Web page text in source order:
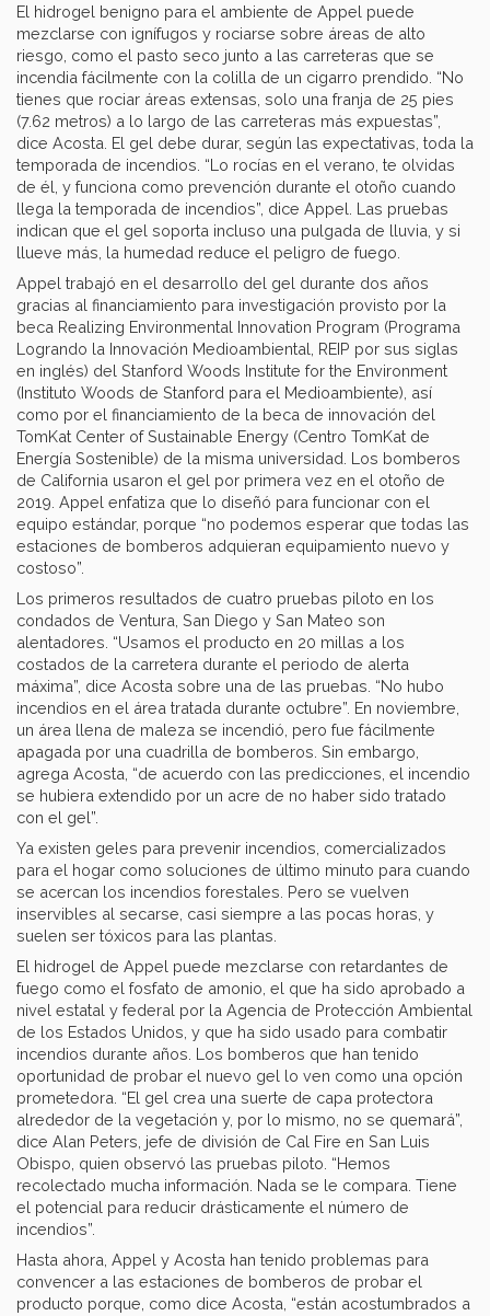
El hidrogel benigno para el ambiente de Appel puede
mezclarse con ignífugos y rociarse sobre áreas de alto
riesgo, como el pasto seco junto a las carreteras que se
incendia fácilmente con la colilla de un cigarro prendido. “No
tienes que rociar áreas extensas, solo una franja de 25 pies
(7.62 metros) a lo largo de las carreteras más expuestas”,
dice Acosta. El gel debe durar, según las expectativas, toda la
temporada de incendios. “Lo rocías en el verano, te olvidas
de él, y funciona como prevención durante el otoño cuando
llega la temporada de incendios”, dice Appel. Las pruebas
indican que el gel soporta incluso una pulgada de lluvia, y si
llueve más, la humedad reduce el peligro de fuego.
Appel trabajó en el desarrollo del gel durante dos años
gracias al financiamiento para investigación provisto por la
beca Realizing Environmental Innovation Program (Programa
Logrando la Innovación Medioambiental, REIP por sus siglas
en inglés) del Stanford Woods Institute for the Environment
(Instituto Woods de Stanford para el Medioambiente), así
como por el financiamiento de la beca de innovación del
TomKat Center of Sustainable Energy (Centro TomKat de
Energía Sostenible) de la misma universidad. Los bomberos
de California usaron el gel por primera vez en el otoño de
2019. Appel enfatiza que lo diseñó para funcionar con el
equipo estándar, porque “no podemos esperar que todas las
estaciones de bomberos adquieran equipamiento nuevo y
costoso”.
Los primeros resultados de cuatro pruebas piloto en los
condados de Ventura, San Diego y San Mateo son
alentadores. “Usamos el producto en 20 millas a los
costados de la carretera durante el periodo de alerta
máxima”, dice Acosta sobre una de las pruebas. “No hubo
incendios en el área tratada durante octubre”. En noviembre,
un área llena de maleza se incendió, pero fue fácilmente
apagada por una cuadrilla de bomberos. Sin embargo,
agrega Acosta, “de acuerdo con las predicciones, el incendio
se hubiera extendido por un acre de no haber sido tratado
con el gel”.
Ya existen geles para prevenir incendios, comercializados
para el hogar como soluciones de último minuto para cuando
se acercan los incendios forestales. Pero se vuelven
inservibles al secarse, casi siempre a las pocas horas, y
suelen ser tóxicos para las plantas.
El hidrogel de Appel puede mezclarse con retardantes de
fuego como el fosfato de amonio, el que ha sido aprobado a
nivel estatal y federal por la Agencia de Protección Ambiental
de los Estados Unidos, y que ha sido usado para combatir
incendios durante años. Los bomberos que han tenido
oportunidad de probar el nuevo gel lo ven como una opción
prometedora. “El gel crea una suerte de capa protectora
alrededor de la vegetación y, por lo mismo, no se quemará”,
dice Alan Peters, jefe de división de Cal Fire en San Luis
Obispo, quien observó las pruebas piloto. “Hemos
recolectado mucha información. Nada se le compara. Tiene
el potencial para reducir drásticamente el número de
incendios”.
Hasta ahora, Appel y Acosta han tenido problemas para
convencer a las estaciones de bomberos de probar el
producto porque, como dice Acosta, “están acostumbrados a